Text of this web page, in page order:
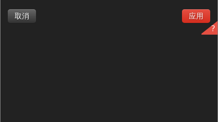
Campanile Lille Sud - Douai Cuincy Campanile Lille Sud -
Douai Cuincy已满？当以下情况时获取通知 Campanile
取消 应用
?